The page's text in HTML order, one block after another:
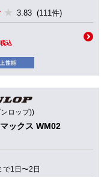
3.83 (111件)
税込
ロップ))
ックス WM02
で1日〜2日